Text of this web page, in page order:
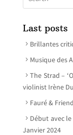
Last posts
Brillantes
Musique des
The Strad –
violinist Irène
Fauré &
Début avec
Janvier 2024